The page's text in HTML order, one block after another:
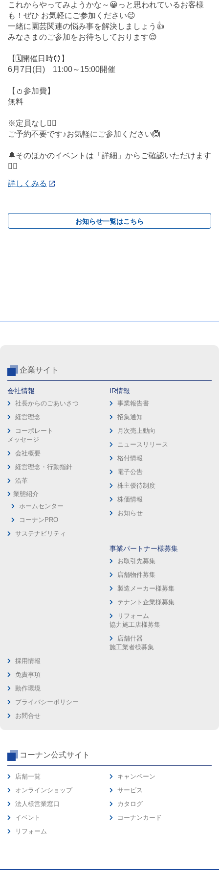
これからやってみようかな～😀っと思われているお客様
も！ぜひ お気軽にご参加ください😉
一緒に園芸関連の悩み事を解決しましょう👍
みなさまのご参加をお待ちしております😌
【🗓️開催日時⏰】
6月7日(日) 11:00～15:00開催
【👛参加費】
無料
※定員なし🙅‍♀️
ご予約不要です♪お気軽にご参加ください🙆
🔔そのほかのイベントは「詳細」からご確認いただけます
💁‍♀️
詳しくみる
お知らせ一覧はこちら
企業サイト
会社情報
社長からのごあいさつ
経営理念
コーポレート
メッセージ
会社概要
経営理念・行動指針
沿革
業態紹介
ホームセンター
コーナンPRO
サステナビリティ
IR情報
事業報告書
招集通知
月次売上動向
ニュースリリース
格付情報
電子公告
株主優待制度
株価情報
お知らせ
事業パートナー様募集
お取引先募集
店舗物件募集
製造メーカー様募集
テナント企業様募集
リフォーム
協力施工店様募集
店舗什器
施工業者様募集
採用情報
免責事項
動作環境
プライバシーポリシー
お問合せ
コーナン公式サイト
店舗一覧
オンラインショップ
法人様営業窓口
イベント
リフォーム
キャンペーン
サービス
カタログ
コーナンカード